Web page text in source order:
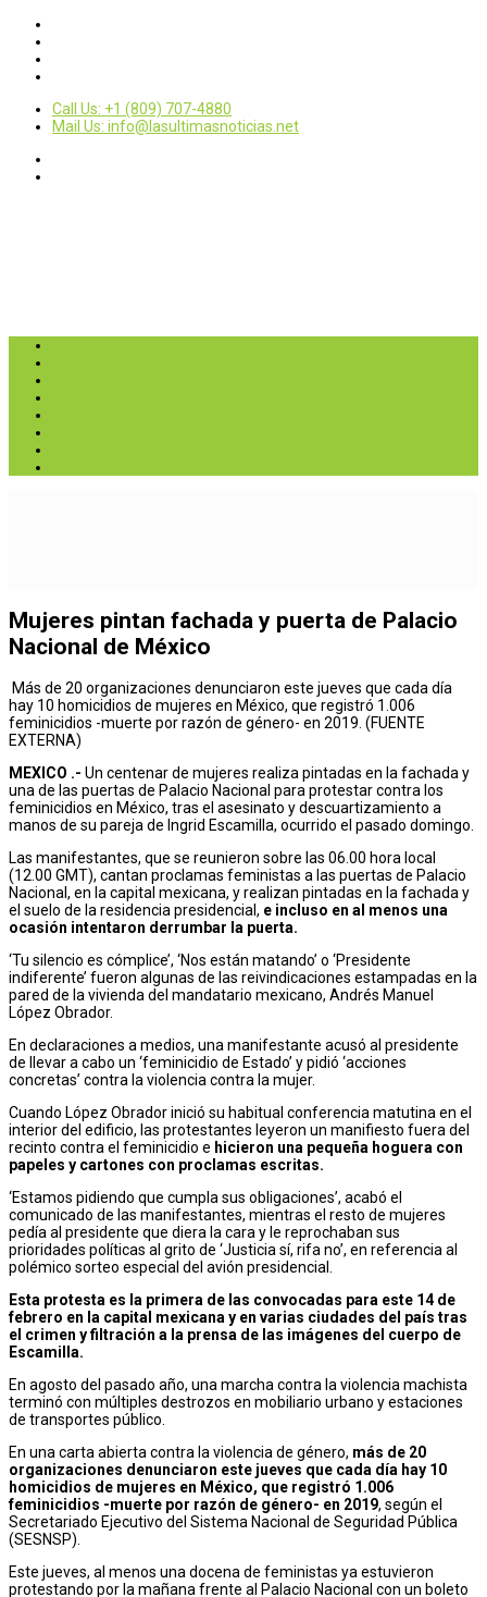
Call Us: +1 (809) 707-4880
Mail Us: info@lasultimasnoticias.net
Mujeres pintan fachada y puerta de Palacio
Nacional de México
Más de 20 organizaciones denunciaron este jueves que cada día
hay 10 homicidios de mujeres en México, que registró 1.006
feminicidios -muerte por razón de género- en 2019. (FUENTE
EXTERNA)
MEXICO .- Un centenar de mujeres realiza pintadas en la fachada y
una de las puertas de Palacio Nacional para protestar contra los
feminicidios en México, tras el asesinato y descuartizamiento a
manos de su pareja de Ingrid Escamilla, ocurrido el pasado domingo.
Las manifestantes, que se reunieron sobre las 06.00 hora local
(12.00 GMT), cantan proclamas feministas a las puertas de Palacio
Nacional, en la capital mexicana, y realizan pintadas en la fachada y
el suelo de la residencia presidencial, e incluso en al menos una
ocasión intentaron derrumbar la puerta.
‘Tu silencio es cómplice’, ‘Nos están matando’ o ‘Presidente
indiferente’ fueron algunas de las reivindicaciones estampadas en la
pared de la vivienda del mandatario mexicano, Andrés Manuel
López Obrador.
En declaraciones a medios, una manifestante acusó al presidente
de llevar a cabo un ‘feminicidio de Estado’ y pidió ‘acciones
concretas’ contra la violencia contra la mujer.
Cuando López Obrador inició su habitual conferencia matutina en el
interior del edificio, las protestantes leyeron un manifiesto fuera del
recinto contra el feminicidio e hicieron una pequeña hoguera con
papeles y cartones con proclamas escritas.
‘Estamos pidiendo que cumpla sus obligaciones’, acabó el
comunicado de las manifestantes, mientras el resto de mujeres
pedía al presidente que diera la cara y le reprochaban sus
prioridades políticas al grito de ‘Justicia sí, rifa no’, en referencia al
polémico sorteo especial del avión presidencial.
Esta protesta es la primera de las convocadas para este 14 de
febrero en la capital mexicana y en varias ciudades del país tras
el crimen y filtración a la prensa de las imágenes del cuerpo de
Escamilla.
En agosto del pasado año, una marcha contra la violencia machista
terminó con múltiples destrozos en mobiliario urbano y estaciones
de transportes público.
En una carta abierta contra la violencia de género, más de 20
organizaciones denunciaron este jueves que cada día hay 10
homicidios de mujeres en México, que registró 1.006
feminicidios -muerte por razón de género- en 2019, según el
Secretariado Ejecutivo del Sistema Nacional de Seguridad Pública
(SESNSP).
Este jueves, al menos una docena de feministas ya estuvieron
protestando por la mañana frente al Palacio Nacional con un boleto